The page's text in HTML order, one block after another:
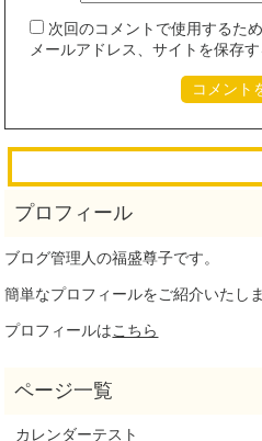
次回のコメントで使用するた
メールアドレス、サイトを保存す
ブログ管理人の福盛尊子です。
簡単なプロフィールをご紹介いたしま
プロフィールはこちら
カレンダーテスト